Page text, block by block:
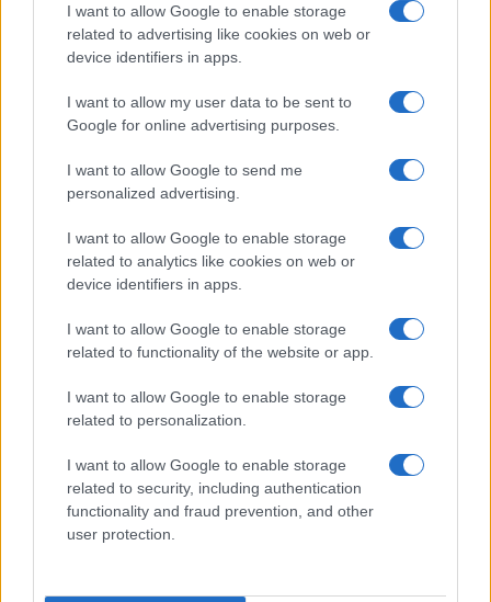
I want to allow Google to enable storage
related to advertising like cookies on web or
device identifiers in apps.
I want to allow my user data to be sent to
Google for online advertising purposes.
I want to allow Google to send me
personalized advertising.
I want to allow Google to enable storage
related to analytics like cookies on web or
device identifiers in apps.
I want to allow Google to enable storage
related to functionality of the website or app.
I want to allow Google to enable storage
related to personalization.
I want to allow Google to enable storage
related to security, including authentication
functionality and fraud prevention, and other
user protection.
approfondimenti per verificare se esistono i
presupposti giuridici per presentare un esposto
Grazie dell’ascolto e cordiali saluti
Vignetta del 07/08/2026
Vai all'archivio delle vignette